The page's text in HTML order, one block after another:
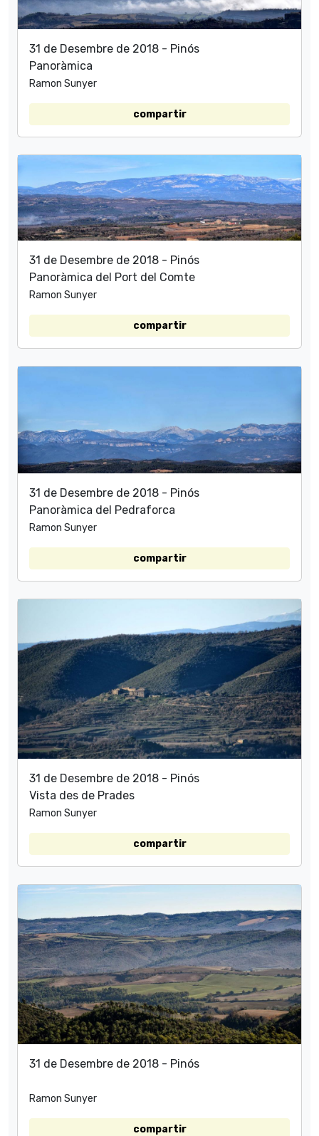
31 de Desembre de 2018 - Pinós
Panoràmica
Ramon Sunyer
compartir
31 de Desembre de 2018 - Pinós
Panoràmica del Port del Comte
Ramon Sunyer
compartir
31 de Desembre de 2018 - Pinós
Panoràmica del Pedraforca
Ramon Sunyer
compartir
31 de Desembre de 2018 - Pinós
Vista des de Prades
Ramon Sunyer
compartir
31 de Desembre de 2018 - Pinós
Ramon Sunyer
compartir